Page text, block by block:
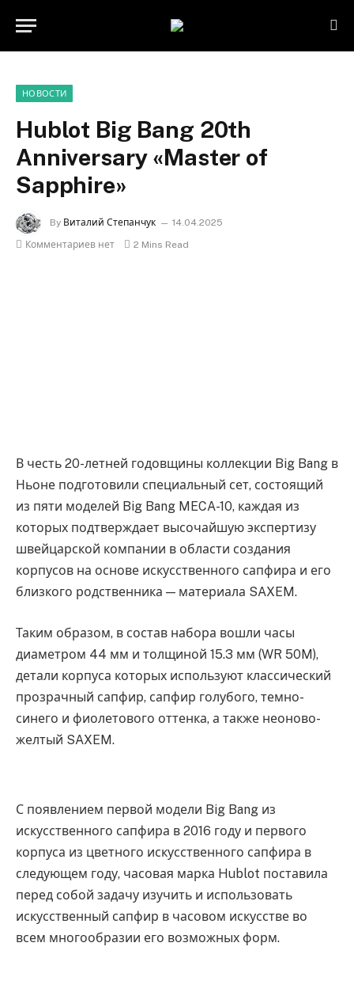
НОВОСТИ
Hublot Big Bang 20th
Anniversary «Master of
Sapphire»
By Виталий Степанчук
14.04.2025
Комментариев нет
2 Mins Read
В честь 20-летней годовщины коллекции Big Bang в
Ньоне подготовили специальный сет, состоящий
из пяти моделей Big Bang MECA-10, каждая из
которых подтверждает высочайшую экспертизу
швейцарской компании в области создания
корпусов на основе искусственного сапфира и его
близкого родственника — материала SAXEM.
Таким образом, в состав набора вошли часы
диаметром 44 мм и толщиной 15.3 мм (WR 50M),
детали корпуса которых используют классический
прозрачный сапфир, сапфир голубого, темно-
синего и фиолетового оттенка, а также неоново-
желтый SAXEM.
С появлением первой модели Big Bang из
искусственного сапфира в 2016 году и первого
корпуса из цветного искусственного сапфира в
следующем году, часовая марка Hublot поставила
перед собой задачу изучить и использовать
искусственный сапфир в часовом искусстве во
всем многообразии его возможных форм.